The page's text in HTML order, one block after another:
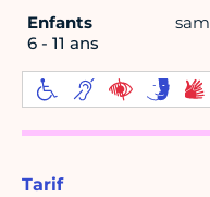
Enfants
6 - 11 ans
Tarif